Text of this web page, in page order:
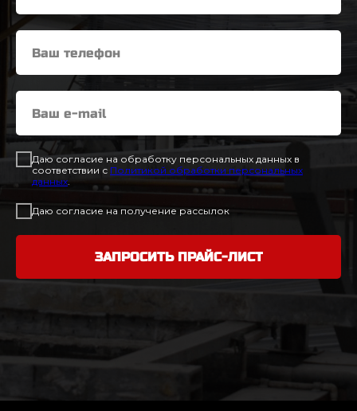
Даю согласие на обработку персональных данных в
соответствии с Политикой обработки персональных
данных
Даю согласие на получение рассылок
ЗАПРОСИТЬ ПРАЙС-ЛИСТ